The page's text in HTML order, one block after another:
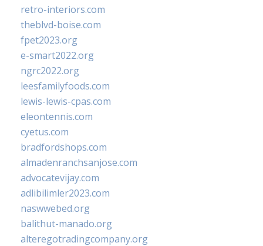
retro-interiors.com
theblvd-boise.com
fpet2023.org
e-smart2022.org
ngrc2022.org
leesfamilyfoods.com
lewis-lewis-cpas.com
eleontennis.com
cyetus.com
bradfordshops.com
almadenranchsanjose.com
advocatevijay.com
adlibilimler2023.com
naswwebed.org
balithut-manado.org
alteregotradingcompany.org